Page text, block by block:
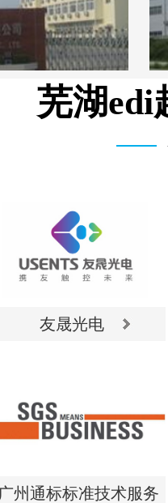
芜湖edi
友晟光电
友晟光电
广州通标标准技术服务